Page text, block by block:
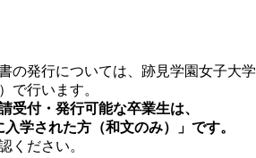
の発行については、跡見学園女子大学
で行います。
受付・発行可能な卒業生は、
入学された方（和文のみ）」です。
ください。